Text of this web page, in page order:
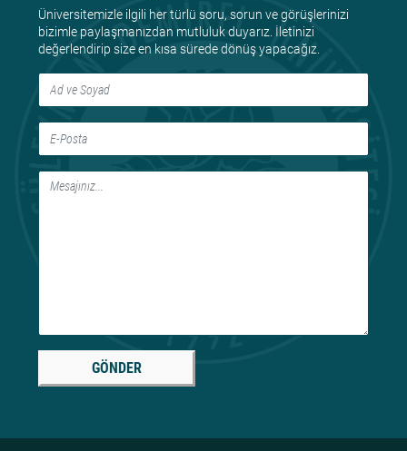
Üniversitemizle ilgili her türlü soru, sorun ve görüşlerinizi
bizimle paylaşmanızdan mutluluk duyarız. İletinizi
değerlendirip size en kısa sürede dönüş yapacağız.
GÖNDER